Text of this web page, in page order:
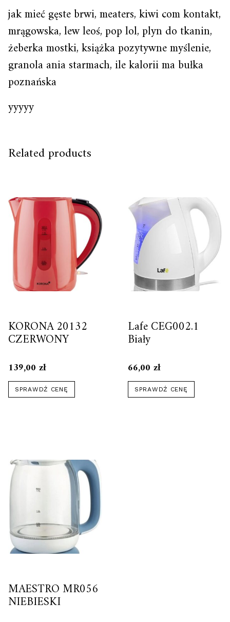
jak mieć gęste brwi, meaters, kiwi com kontakt,
mrągowska, lew leoś, pop lol, plyn do tkanin,
żeberka mostki, książka pozytywne myślenie,
granola ania starmach, ile kalorii ma bułka
poznańska
yyyyy
Related products
KORONA 20132
CZERWONY
139,00 zł
SPRAWDŹ CENĘ
Lafe CEG002.1
Biały
66,00 zł
SPRAWDŹ CENĘ
MAESTRO MR056
NIEBIESKI